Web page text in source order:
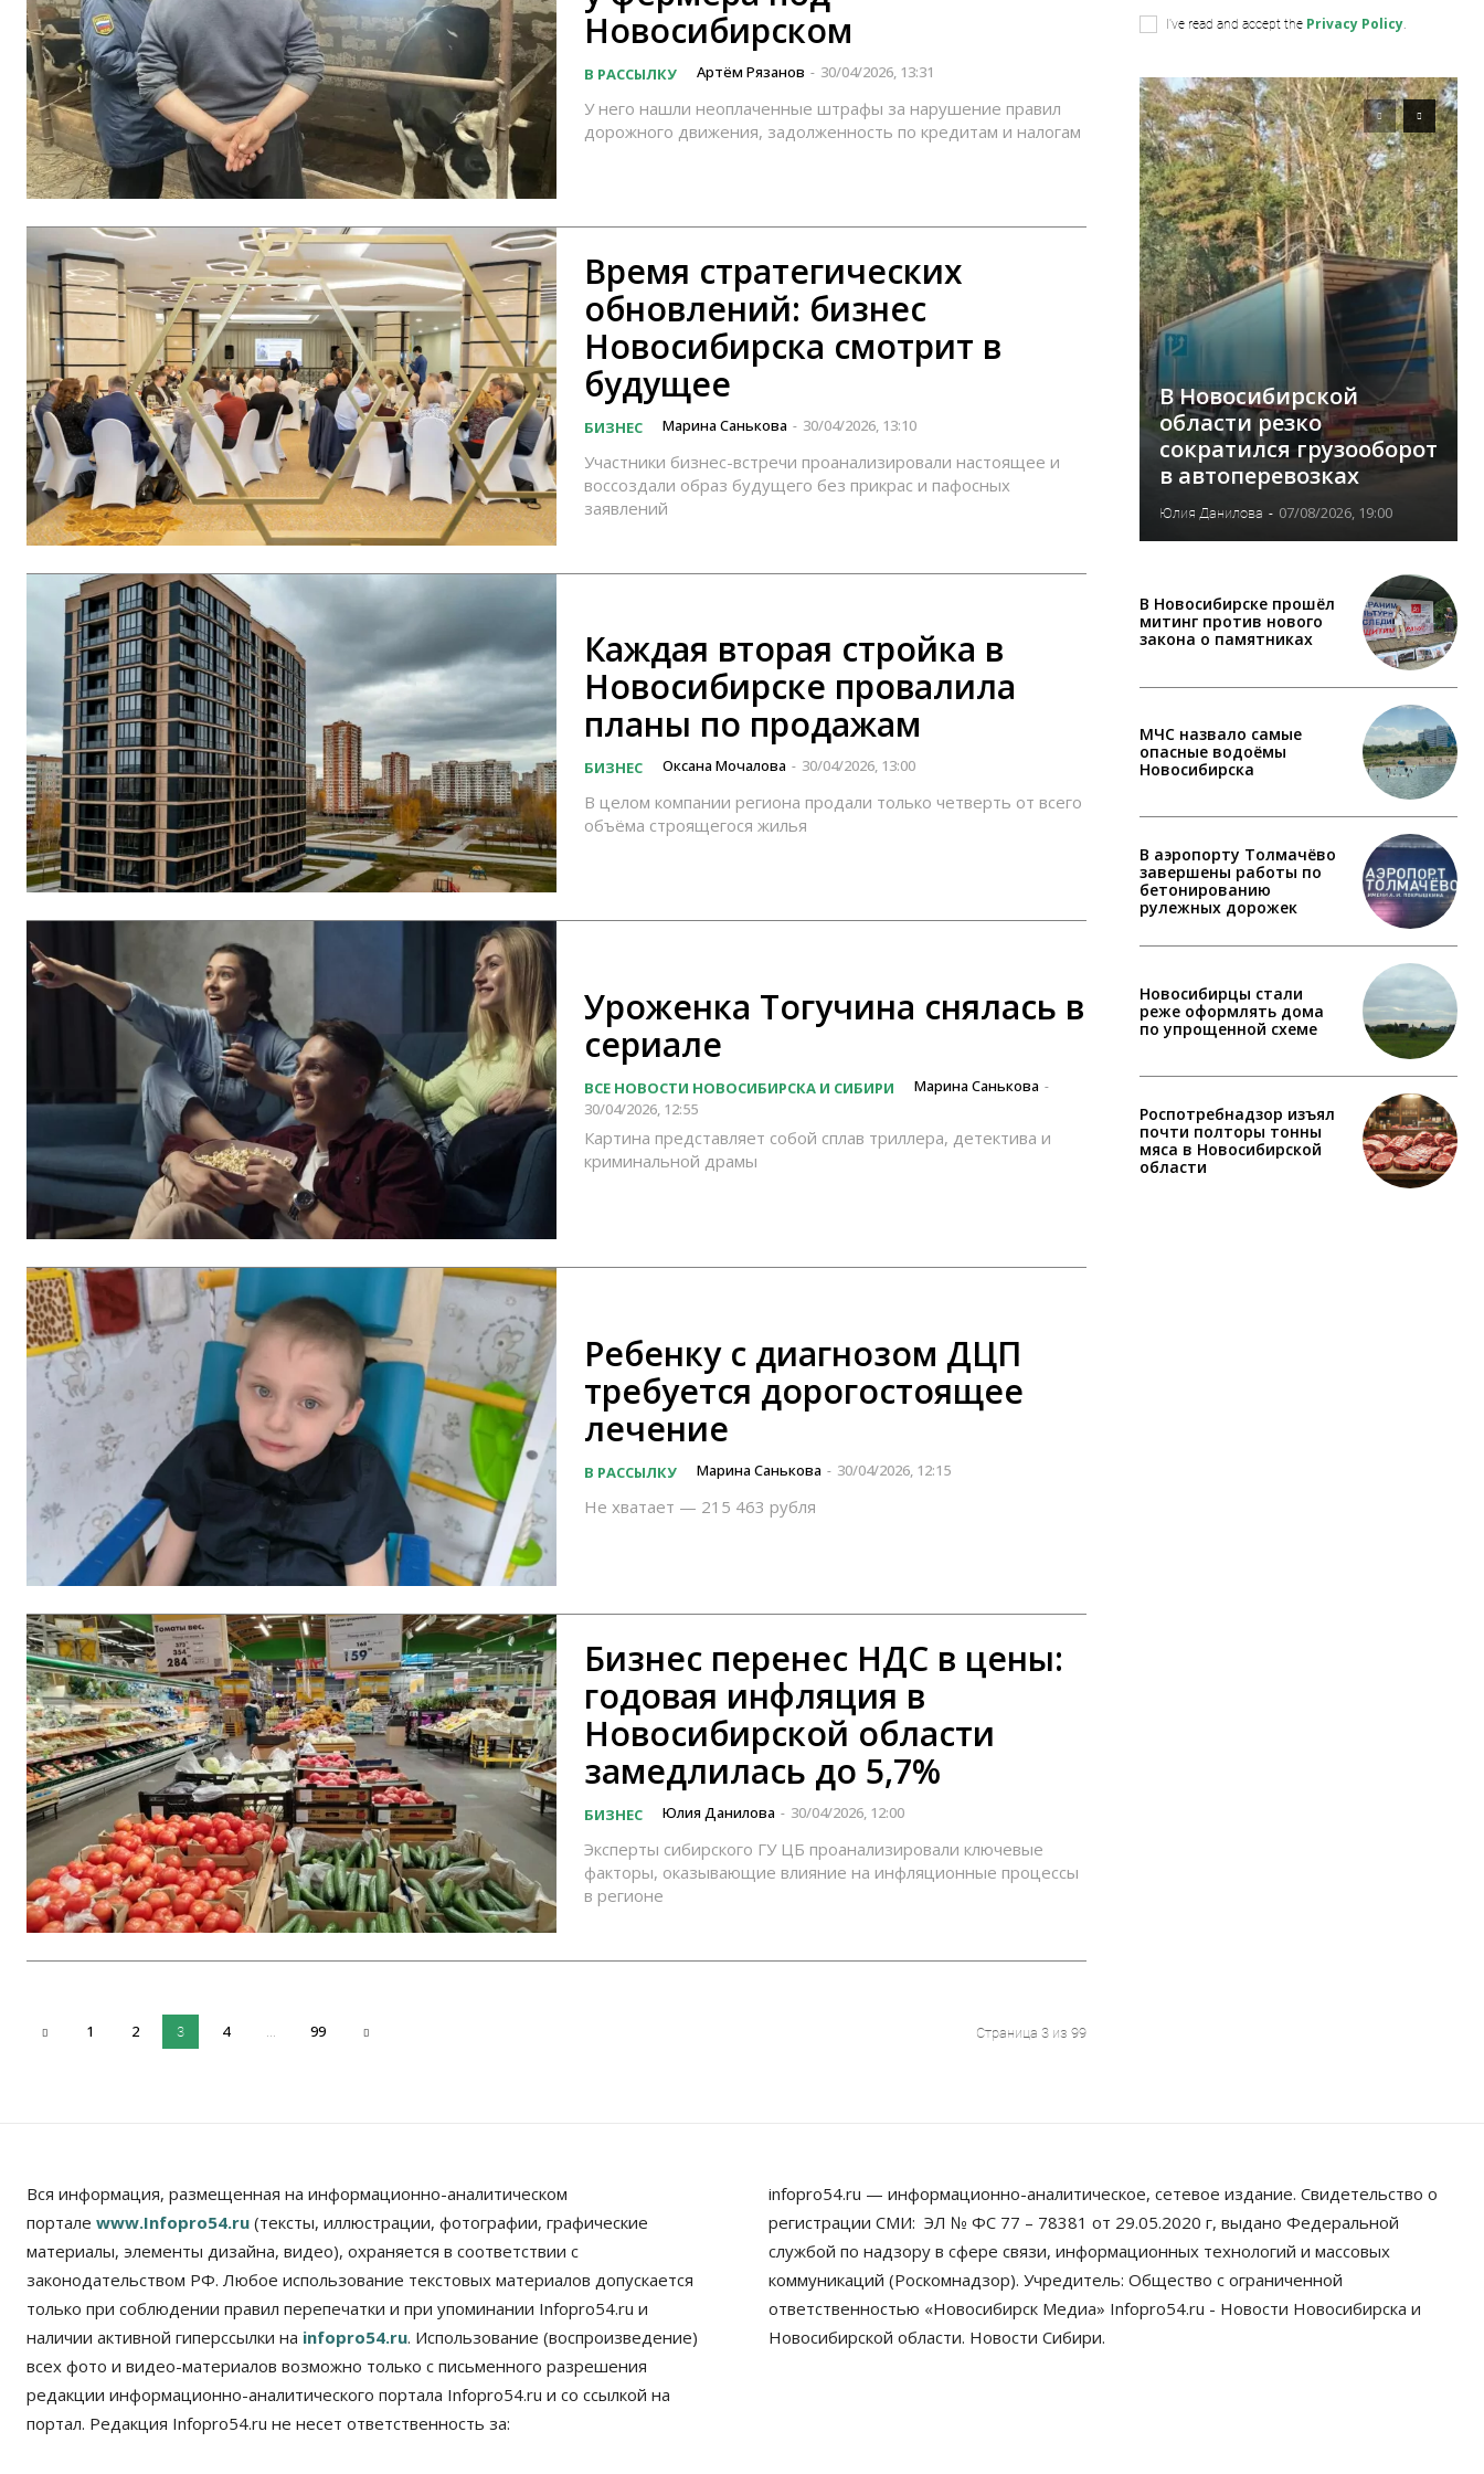
Новосибирском
В РАССЫЛКУ Артём Рязанов - 30/04/2026, 13:31
У него нашли неоплаченные штрафы за нарушение правил
дорожного движения, задолженность по кредитам и налогам
Время стратегических
обновлений: бизнес
Новосибирска смотрит в
будущее
БИЗНЕС Марина Санькова - 30/04/2026, 13:10
Участники бизнес-встречи проанализировали настоящее и
воссоздали образ будущего без прикрас и пафосных
заявлений
Каждая вторая стройка в
Новосибирске провалила
планы по продажам
БИЗНЕС Оксана Мочалова - 30/04/2026, 13:00
В целом компании региона продали только четверть от всего
объёма строящегося жилья
Уроженка Тогучина снялась в
сериале
ВСЕ НОВОСТИ НОВОСИБИРСКА И СИБИРИ Марина Санькова -
30/04/2026, 12:55
Картина представляет собой сплав триллера, детектива и
криминальной драмы
Ребенку с диагнозом ДЦП
требуется дорогостоящее
лечение
В РАССЫЛКУ Марина Санькова - 30/04/2026, 12:15
Не хватает — 215 463 рубля
Бизнес перенес НДС в цены:
годовая инфляция в
Новосибирской области
замедлилась до 5,7%
БИЗНЕС Юлия Данилова - 30/04/2026, 12:00
Эксперты сибирского ГУ ЦБ проанализировали ключевые
факторы, оказывающие влияние на инфляционные процессы
в регионе
1 2 3 4 ... 99 Страница 3 из 99
I've read and accept the Privacy Policy
В Новосибирской
области резко
сократился грузооборот
в автоперевозках
Юлия Данилова - 07/08/2026, 19:00
В Новосибирске прошёл
митинг против нового
закона о памятниках
МЧС назвало самые
опасные водоёмы
Новосибирска
В аэропорту Толмачёво
завершены работы по
бетонированию
рулежных дорожек
Новосибирцы стали
реже оформлять дома
по упрощенной схеме
Роспотребнадзор изъял
почти полторы тонны
мяса в Новосибирской
области
Вся информация, размещенная на информационно-аналитическом
портале www.Infopro54.ru (тексты, иллюстрации, фотографии, графические
материалы, элементы дизайна, видео), охраняется в соответствии с
законодательством РФ. Любое использование текстовых материалов допускается
только при соблюдении правил перепечатки и при упоминании Infopro54.ru и
наличии активной гиперссылки на infopro54.ru. Использование (воспроизведение)
всех фото и видео-материалов возможно только с письменного разрешения
редакции информационно-аналитического портала Infopro54.ru и со ссылкой на
портал. Редакция Infopro54.ru не несет ответственность за:
infopro54.ru — информационно-аналитическое, сетевое издание. Свидетельство о
регистрации СМИ: ЭЛ № ФС 77 – 78381 от 29.05.2020 г, выдано Федеральной
службой по надзору в сфере связи, информационных технологий и массовых
коммуникаций (Роскомнадзор). Учредитель: Общество с ограниченной
ответственностью «Новосибирск Медиа» Infopro54.ru - Новости Новосибирска и
Новосибирской области. Новости Сибири.